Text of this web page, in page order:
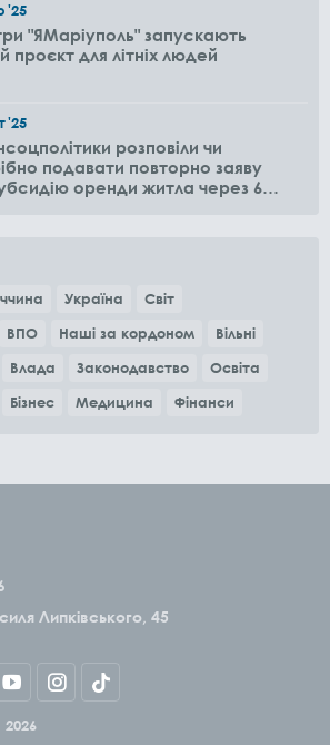
'25
"ЯМаріуполь" запускають
проєкт для літніх людей
'25
розповіли чи
подавати повторно заяву
оренди житла через 6
Україна
Світ
ВПО Наші за кордоном
Вільні
Влада Законодавство
Освіта
Бізнес Медицина Фінанси
Липківського, 45
2026